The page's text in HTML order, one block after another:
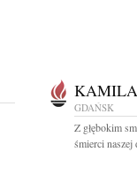
GDAŃSK
Z głębokim
śmierci